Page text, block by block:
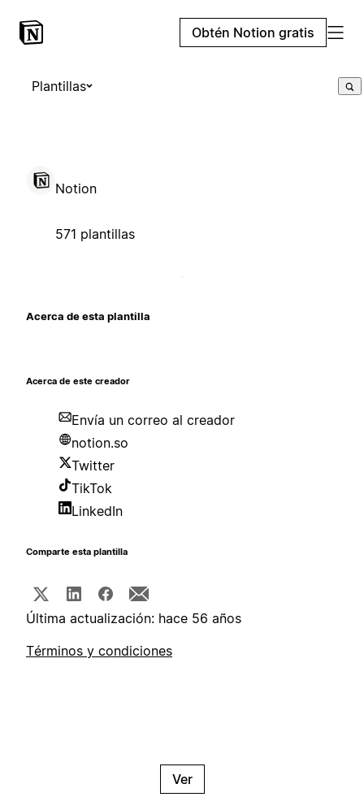
Obtén Notion gratis
Plantillas
Notion
571 plantillas
Acerca de esta plantilla
Acerca de este creador
Envía un correo al creador
notion.so
Twitter
TikTok
LinkedIn
Comparte esta plantilla
Última actualización: hace 56 años
Términos y condiciones
Ver